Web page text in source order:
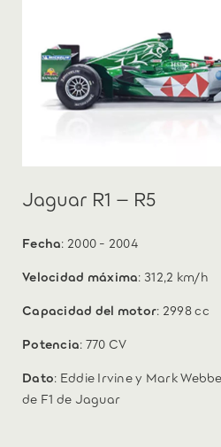
Jaguar R1 – R5
Fecha: 2000 - 2004
Velocidad máxima: 312,2 km/h
Capacidad del motor: 2998 cc
Potencia: 770 CV
Dato: Eddie Irvine y Mark
de F1 de Jaguar